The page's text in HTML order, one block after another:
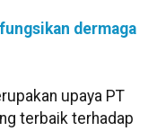
dermaga
upaya PT
terbaik terhadap